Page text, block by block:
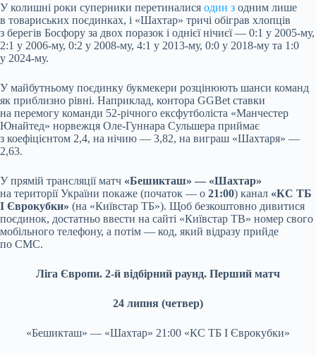
У колишні роки суперники перетиналися один з одним лише
в товариських поєдинках, і «Шахтар» тричі обіграв хлопців
з берегів Босфору за двох поразок і однієї нічиєї — 0:1 у 2005-му,
2:1 у 2006-му, 0:2 у 2008-му, 4:1 у 2013-му, 0:0 у 2018-му та 1:0
у 2024-му.
У майбутньому поєдинку букмекери розцінюють шанси команд
як приблизно рівні. Наприклад, контора GGBet ставки
на перемогу команди 52-річного ексфутболіста «Манчестер
Юнайтед» норвежця Оле-Гуннара Сульшера приймає
з коефіцієнтом 2,4, на нічию — 3,82, на виграш «Шахтаря» —
2,63.
У прямій трансляції матч «Бешикташ» — «Шахтар»
на території України покаже (початок — о 21:00) канал «КС ТБ
I Єврокубки» (на «Київстар ТБ»). Щоб безкоштовно дивитися
поєдинок, достатньо ввести на сайті «Київстар ТВ» номер свого
мобільного телефону, а потім — код, який відразу прийде
по СМС.
Ліга Європи. 2-й відбірний раунд. Перший матч
24 липня (четвер)
«Бешикташ» — «Шахтар» 21:00 «КС ТБ I Єврокубки»